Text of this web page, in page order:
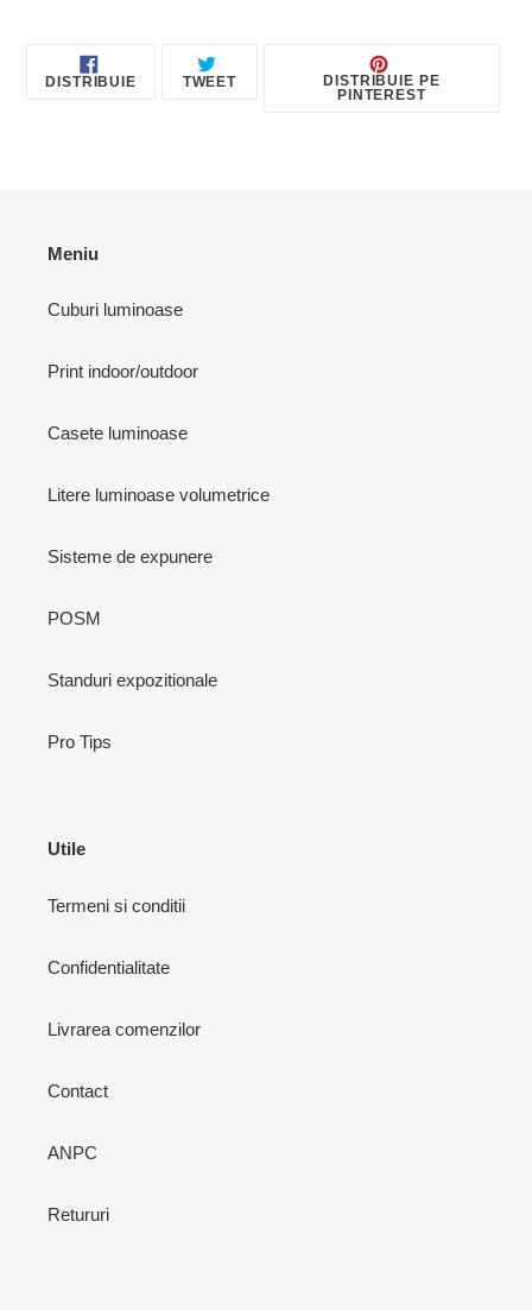
DISTRIBUIE DISTRIBUIE
TWEETTRIMITE
DISTRIBUIE PE
PINTEREST
Meniu
Cuburi luminoase
Print indoor/outdoor
Casete luminoase
Litere luminoase volumetrice
Sisteme de expunere
POSM
Standuri expozitionale
Pro Tips
Utile
Termeni si conditii
Confidentialitate
Livrarea comenzilor
Contact
ANPC
Retururi